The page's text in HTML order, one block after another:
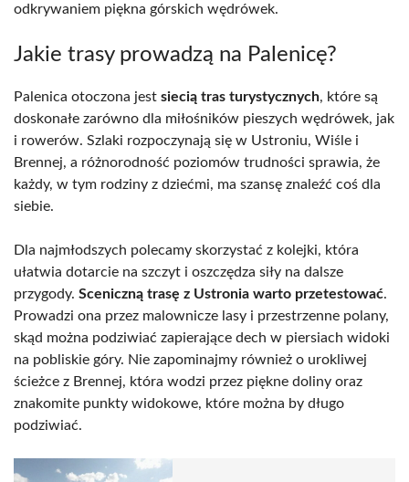
odkrywaniem piękna górskich wędrówek.
Jakie trasy prowadzą na Palenicę?
Palenica otoczona jest siecią tras turystycznych, które są
doskonałe zarówno dla miłośników pieszych wędrówek, jak
i rowerów. Szlaki rozpoczynają się w Ustroniu, Wiśle i
Brennej, a różnorodność poziomów trudności sprawia, że
każdy, w tym rodziny z dziećmi, ma szansę znaleźć coś dla
siebie.
Dla najmłodszych polecamy skorzystać z kolejki, która
ułatwia dotarcie na szczyt i oszczędza siły na dalsze
przygody. Sceniczną trasę z Ustronia warto przetestować.
Prowadzi ona przez malownicze lasy i przestrzenne polany,
skąd można podziwiać zapierające dech w piersiach widoki
na pobliskie góry. Nie zapominajmy również o urokliwej
ścieżce z Brennej, która wodzi przez piękne doliny oraz
znakomite punkty widokowe, które można by długo
podziwiać.